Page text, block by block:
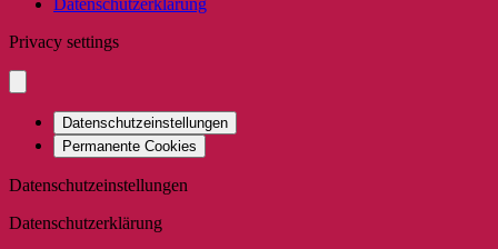
Datenschutzerklärung
Privacy settings
Datenschutzeinstellungen
Permanente Cookies
Datenschutzeinstellungen
Datenschutzerklärung